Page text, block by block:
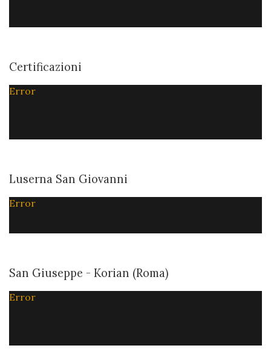
Certificazioni
Error
Luserna San Giovanni
Error
San Giuseppe - Korian (Roma)
Error